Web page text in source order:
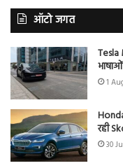
ऑटो जगत
Tesla
1
रही
30